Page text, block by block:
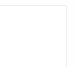
e tampas para